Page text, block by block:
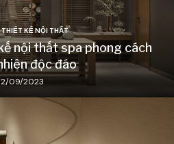
KẾ NỘI THẤT
nội thất spa phong cách
độc đáo
09/2023